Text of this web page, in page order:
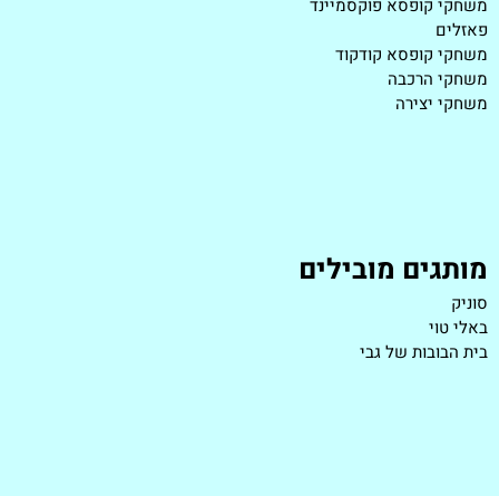
משחקי קופסא פוקסמיינד
פאזלים
משחקי קופסא קודקוד
משחקי הרכבה
משחקי יצירה
מותגים מובילים
סוניק
באלי טוי
בית הבובות של גבי